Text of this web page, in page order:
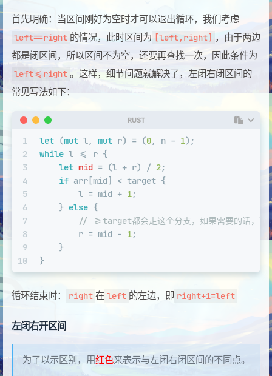
首先明确：当区间刚好为空时才可以退出循环，我们考虑
left==right 的情况，此时区间为 [left,right] ，由于两边
都是闭区间，所以区间不为空，还要再查找一次，因此条件为
left<=right 。这样，细节问题就解决了，左闭右闭区间的
常见写法如下：
RUST
1
2
3
4
5
6
7
8
9
10
let (mut l, mut r) = (0, n - 1);
while l <= r {
let mid = (l + r) / 2;
if arr[mid] < target {
        l = mid +
1;
    }
else {
// >=target都会走这个分支，如果需要的话，可
        r = mid -
1;
    }
}
循环结束时： right 在 left 的左边，即 right+1=left
左闭右开区间
为了以示区别，用红色来表示与左闭右闭区间的不同点。